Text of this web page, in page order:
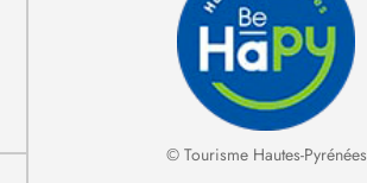
© Tourisme Hautes-Pyrénées